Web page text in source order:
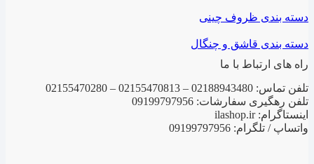
دسته بندی ظروف چینی
دسته بندی قاشق و چنگال
راه های ارتباط با ما
تلفن تماس: 02188943480 – 02155470813 – 02155470280
تلفن رهگیری سفارشات: 09199797956
اینستاگرام: ilashop.ir
واتساپ / تلگرام: 09199797956